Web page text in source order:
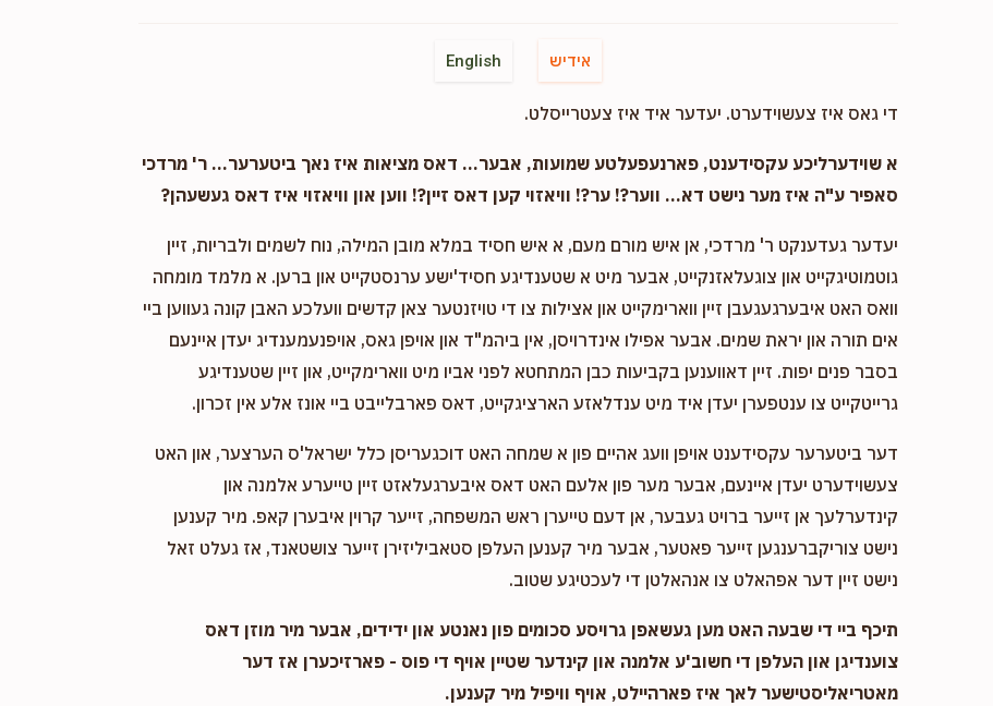
English אידיש
די גאס איז צעשוידערט. יעדער איד איז צעטרייסלט.
א שוידערליכע עקסידענט, פארנעפעלטע שמועות, אבער... דאס מציאות איז נאך ביטערער... ר' מרדכי
סאפיר ע"ה איז מער נישט דא... ווער?! ער?! וויאזוי קען דאס זיין?! ווען און וויאזוי איז דאס געשעהן?
יעדער געדענקט ר' מרדכי, אן איש מורם מעם, א איש חסיד במלא מובן המילה, נוח לשמים ולבריות, זיין
גוטמוטיגקייט און צוגעלאזנקייט, אבער מיט א שטענדיגע חסיד'ישע ערנסטקייט און ברען. א מלמד מומחה
וואס האט איבערגעגעבן זיין ווארימקייט און אצילות צו די טויזנטער צאן קדשים וועלכע האבן קונה געווען ביי
אים תורה און יראת שמים. אבער אפילו אינדרויסן, אין ביהמ"ד און אויפן גאס, אויפנעמענדיג יעדן איינעם
בסבר פנים יפות. זיין דאווענען בקביעות כבן המתחטא לפני אביו מיט ווארימקייט, און זיין שטענדיגע
גרייטקייט צו ענטפערן יעדן איד מיט ענדלאזע הארציגקייט, דאס פארבלייבט ביי אונז אלע אין זכרון.
דער ביטערער עקסידענט אויפן וועג אהיים פון א שמחה האט דוכגעריסן כלל ישראל'ס הערצער, און האט
צעשוידערט יעדן איינעם, אבער מער פון אלעם האט דאס איבערגעלאזט זיין טייערע אלמנה און
קינדערלעך אן זייער ברויט געבער, אן דעם טייערן ראש המשפחה, זייער קרוין איבערן קאפ. מיר קענען
נישט צוריקברענגען זייער פאטער, אבער מיר קענען העלפן סטאביליזירן זייער צושטאנד, אז געלט זאל
נישט זיין דער אפהאלט צו אנהאלטן די לעכטיגע שטוב.
תיכף ביי די שבעה האט מען געשאפן גרויסע סכומים פון נאנטע און ידידים, אבער מיר מוזן דאס
צוענדיגן און העלפן די חשוב'ע אלמנה און קינדער שטיין אויף די פוס - פארזיכערן אז דער
מאטריאליסטישער לאך איז פארהיילט, אויף וויפיל מיר קענען.